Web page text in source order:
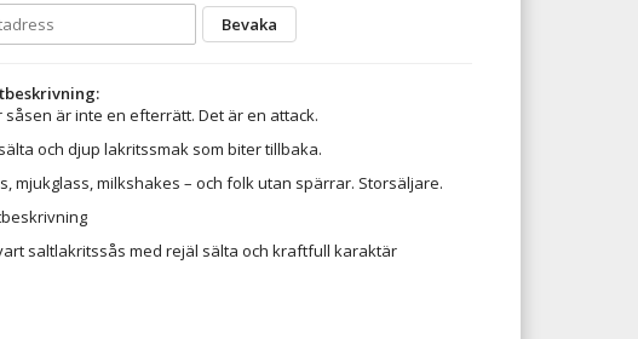
Bevaka
såsen är inte en efterrätt. Det är en attack.
och djup lakritssmak som biter tillbaka.
mjukglass, milkshakes – och folk utan spärrar. Storsäljare.
saltlakritssås med rejäl sälta och kraftfull karaktär